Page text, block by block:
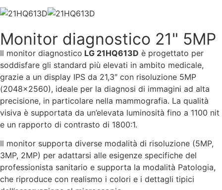
Monitor diagnostico 21" 5MP
Il monitor diagnostico LG 21HQ613D è progettato per
soddisfare gli standard più elevati in ambito medicale,
grazie a un display IPS da 21,3″ con risoluzione 5MP
(2048×2560), ideale per la diagnosi di immagini ad alta
precisione, in particolare nella mammografia. La qualità
visiva è supportata da un’elevata luminosità fino a 1100 nit
e un rapporto di contrasto di 1800:1.
Il monitor supporta diverse modalità di risoluzione (5MP,
3MP, 2MP) per adattarsi alle esigenze specifiche del
professionista sanitario e supporta la modalità Patologia,
che riproduce con realismo i colori e i dettagli tipici